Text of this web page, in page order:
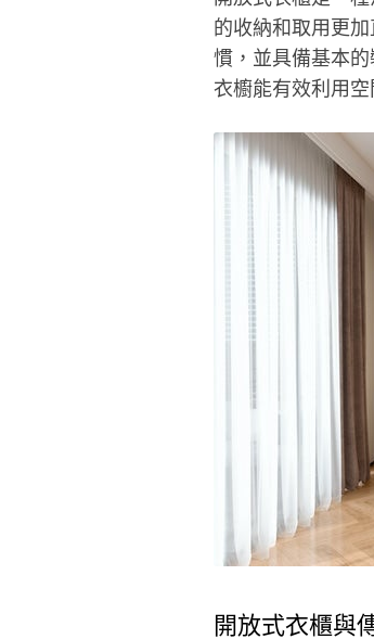
的收納和取用更
慣，並具備基本
衣櫥能有效利用
開放式衣櫃與